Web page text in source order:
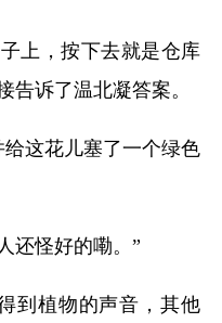
上，按下去就是仓库
告诉了温北凝答案。
这花儿塞了一个绿色
还怪好的嘞。”
到植物的声音，其他